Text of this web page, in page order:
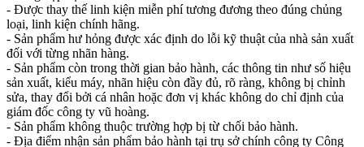
- Được thay thế linh kiện miễn phí tương đương theo đúng chủng
loại, linh kiện chính hãng.
- Sản phẩm hư hỏng được xác định do lỗi kỹ thuật của nhà sản xuất
đối với từng nhãn hàng.
- Sản phẩm còn trong thời gian bảo hành, các thông tin như số hiệu
sản xuất, kiểu máy, nhãn hiệu còn đầy đủ, rõ ràng, không bị chỉnh
sửa, thay đổi bởi cá nhân hoặc đơn vị khác không do chỉ định của
giám đốc công ty vũ hoàng.
- Sản phẩm không thuộc trường hợp bị từ chối bảo hành.
- Địa điểm nhận sản phẩm bảo hành tại trụ sở chính công ty Công